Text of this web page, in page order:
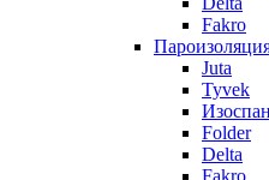
Fakro
Juta
Tyvek
Изоспан
Folder
Delta